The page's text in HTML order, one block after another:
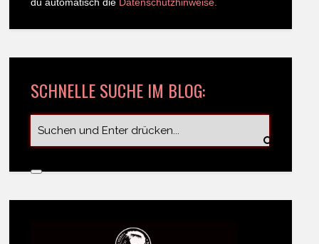
SCHNELLE SUCHE IM BLOG: